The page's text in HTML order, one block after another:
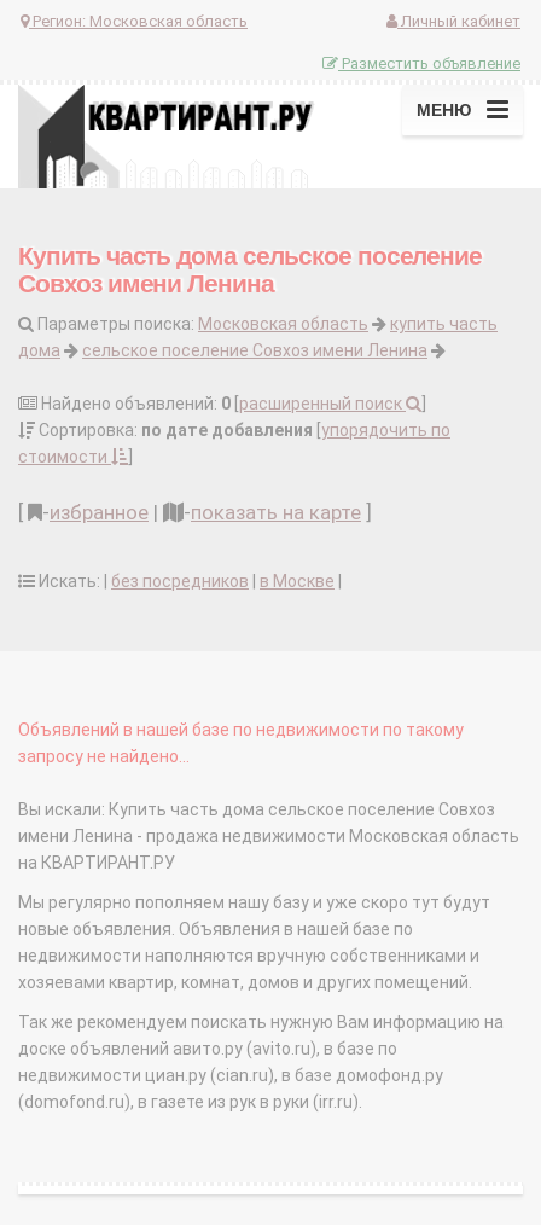
Регион: Московская область Личный кабинет
Разместить объявление
МЕНЮ
Купить часть дома сельское поселение
Совхоз имени Ленина
Параметры поиска: Московская область
купить часть
дома
сельское поселение Совхоз имени Ленина
Найдено объявлений: 0 расширенный поиск
Сортировка: по дате добавления упорядочить по
стоимости
-избранное | -показать на карте
Искать: | без посредников в Москве
Объявлений в нашей базе по недвижимости по такому
запросу не найдено...
Вы искали: Купить часть дома сельское поселение Совхоз
имени Ленина - продажа недвижимости Московская область
на КВАРТИРАНТ.РУ
Мы регулярно пополняем нашу базу и уже скоро тут будут
новые объявления. Объявления в нашей базе по
недвижимости наполняются вручную собственниками и
хозяевами квартир, комнат, домов и других помещений.
Так же рекомендуем поискать нужную Вам информацию на
доске объявлений авито.ру (avito.ru), в базе по
недвижимости циан.ру (cian.ru), в базе домофонд.ру
(domofond.ru), в газете из рук в руки (irr.ru).